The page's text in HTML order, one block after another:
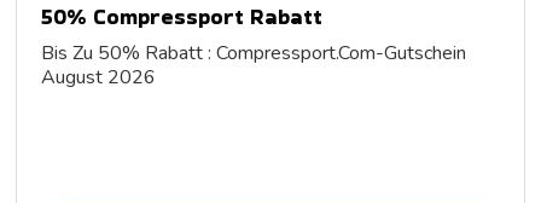
50% Compressport Rabatt
Bis Zu 50% Rabatt : Compressport.Com-Gutschein
August 2026